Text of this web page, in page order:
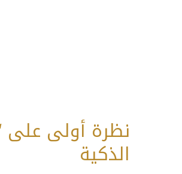
نظرة أولى على
الذكية